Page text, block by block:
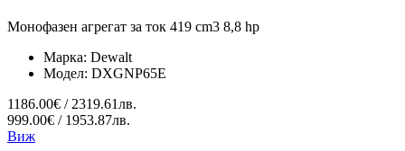
Монофазен агрегат за ток 419 cm3 8,8 hp
Марка: Dewalt
Модел: DXGNP65E
1186.00€ / 2319.61лв.
999.00€ / 1953.87лв.
Виж